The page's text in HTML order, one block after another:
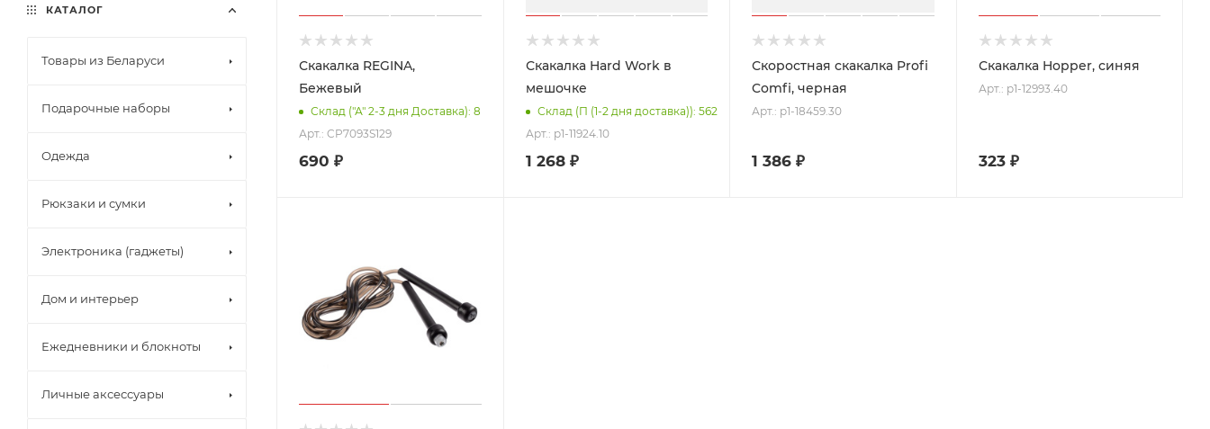
Скакалка REGINA,
Бежевый
Склад ("А" 2-3 дня Доставка): 8
Арт.: CP7093S129
690 ₽
Скакалка Hard Work в
мешочке
Склад (П (1-2 дня доставка)): 562
Арт.: p1-11924.10
1 268₽
Скоростная скакалка Profi
Comfi, черная
Арт.: p1-18459.30
1 386 ₽
Скакалка Hopper, синяя
Арт.: p1-12993.40
323₽
КАТАЛОГ
Товары из Беларуси
Подарочные наборы
Одежда
Рюкзаки и сумки
Электроника (гаджеты)
Дом и интерьер
Ежедневники и блокноты
Личные аксессуары